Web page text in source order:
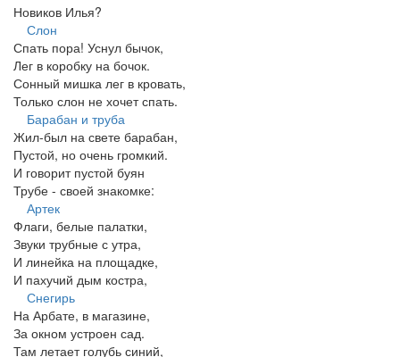
Новиков Илья?
Слон
Спать пора! Уснул бычок,
Лег в коробку на бочок.
Сонный мишка лег в кровать,
Только слон не хочет спать.
Барабан и труба
Жил-был на свете барабан,
Пустой, но очень громкий.
И говорит пустой буян
Трубе - своей знакомке:
Артек
Флаги, белые палатки,
Звуки трубные с утра,
И линейка на площадке,
И пахучий дым костра,
Снегирь
На Арбате, в магазине,
За окном устроен сад.
Там летает голубь синий,